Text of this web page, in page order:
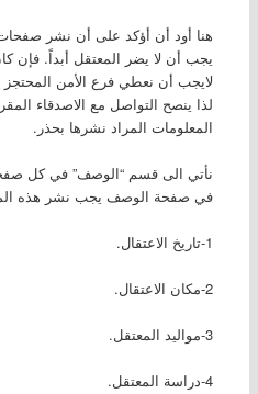
هنا أود أن أؤكد على أن نشر
يجب أن لا يضر المعتقل أبداً. فإن
لايجب أن نعطي فرع الأمن المحتجز
لذا ينصح التواصل مع الاصدقاء
المعلومات المراد نشرها بحذر.
نأتي الى قسم “الوصف” في كل
في صفحة الوصف يجب نشر هذه
1-تاريخ الاعتقال.
2-مكان الاعتقال.
3-مواليد المعتقل.
4-دراسة المعتقل.